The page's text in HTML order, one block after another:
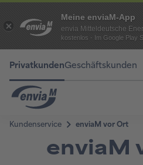
Meine enviaM-App
envia Mitteldeutsche
kostenlos - Im Google Play
PrivatkundenGeschäftskunden
enviaM